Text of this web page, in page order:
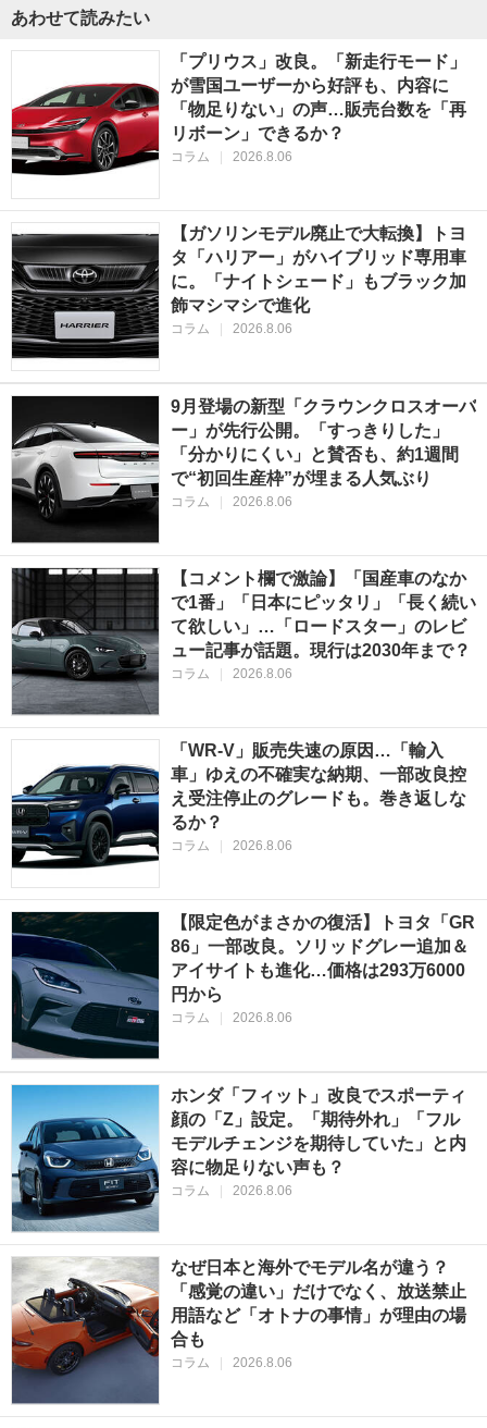
あわせて読みたい
「プリウス」改良。「新走行モード」
が雪国ユーザーから好評も、内容に
「物足りない」の声…販売台数を「再
リボーン」できるか？
コラム 2026.8.06
【ガソリンモデル廃止で大転換】トヨ
タ「ハリアー」がハイブリッド専用車
に。「ナイトシェード」もブラック加
飾マシマシで進化
コラム 2026.8.06
9月登場の新型「クラウンクロスオーバ
ー」が先行公開。「すっきりした」
「分かりにくい」と賛否も、約1週間
で“初回生産枠”が埋まる人気ぶり
コラム 2026.8.06
【コメント欄で激論】「国産車のなか
で1番」「日本にピッタリ」「長く続い
て欲しい」…「ロードスター」のレビ
ュー記事が話題。現行は2030年まで？
コラム 2026.8.06
「WR-V」販売失速の原因…「輸入
車」ゆえの不確実な納期、一部改良控
え受注停止のグレードも。巻き返しな
るか？
コラム | 2026.8.06
【限定色がまさかの復活】トヨタ「GR
86」一部改良。ソリッドグレー追加＆
アイサイトも進化…価格は293万6000
円から
コラム | 2026.8.06
ホンダ「フィット」改良でスポーティ
顔の「Z」設定。「期待外れ」「フル
モデルチェンジを期待していた」と内
容に物足りない声も？
コラム | 2026.8.06
なぜ日本と海外でモデル名が違う？
「感覚の違い」だけでなく、放送禁止
用語など「オトナの事情」が理由の場
合も
コラム | 2026.8.06